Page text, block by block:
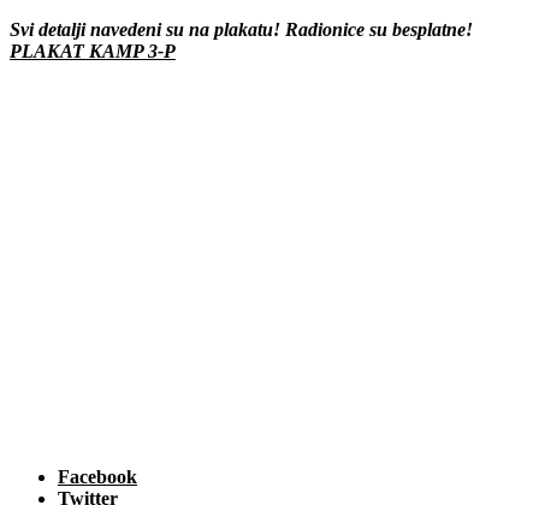
Svi detalji navedeni su na plakatu! Radionice su besplatne!
PLAKAT KAMP 3-P
Facebook
Twitter